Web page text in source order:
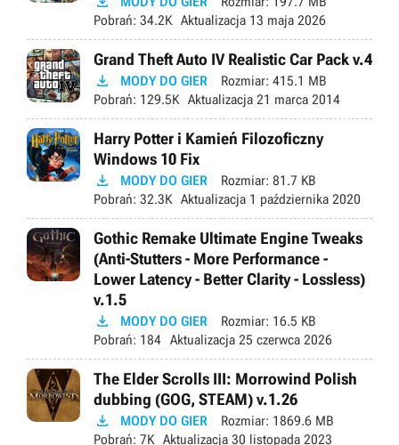
Pobrań: 34.2K Aktualizacja 13 maja 2026
Grand Theft Auto IV Realistic Car Pack v.4
 MODY DO GIER Rozmiar: 415.1 MB
Pobrań: 129.5K Aktualizacja 21 marca 2014
Harry Potter i Kamień Filozoficzny
Windows 10 Fix
 MODY DO GIER Rozmiar: 81.7 KB
Pobrań: 32.3K Aktualizacja 1 października 2020
Gothic Remake Ultimate Engine Tweaks
(Anti-Stutters - More Performance -
Lower Latency - Better Clarity - Lossless)
v.1.5
 MODY DO GIER Rozmiar: 16.5 KB
Pobrań: 184 Aktualizacja 25 czerwca 2026
The Elder Scrolls III: Morrowind Polish
dubbing (GOG, STEAM) v.1.26
 MODY DO GIER Rozmiar: 1869.6 MB
Pobrań: 7K Aktualizacja 30 listopada 2023